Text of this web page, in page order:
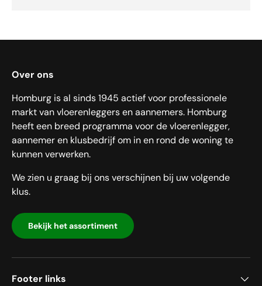
Over ons
Homburg is al sinds 1945 actief voor professionele
markt van vloerenleggers en aannemers. Homburg
heeft een breed programma voor de vloerenlegger,
aannemer en klusbedrijf om in en rond de woning te
kunnen verwerken.
We zien u graag bij ons verschijnen bij uw volgende
klus.
Bekijk het assortiment
Footer links